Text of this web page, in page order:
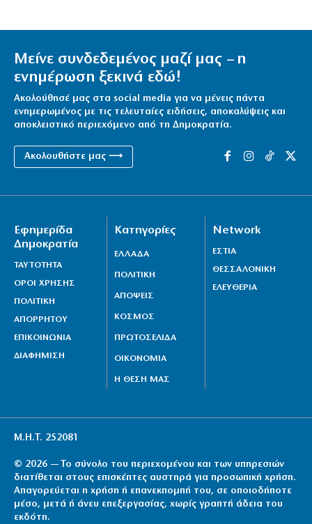
Μείνε συνδεδεμένος μαζί μας – η
ενημέρωση ξεκινά εδώ!
Ακολούθησέ μας στα social media για να μένεις πάντα
ενημερωμένος με τις τελευταίες ειδήσεις, αποκαλύψεις και
αποκλειστικό περιεχόμενο από τη Δημοκρατία.
Ακολουθήστε μας ⟶
Εφημερίδα
Δημοκρατία
ΤΑΥΤΟΤΗΤΑ
ΟΡΟΙ ΧΡΗΣΗΣ
ΠΟΛΙΤΙΚΗ
ΑΠΟΡΡΗΤΟΥ
ΕΠΙΚΟΙΝΩΝΙΑ
ΔΙΑΦΗΜΙΣΗ
Κατηγορίες
ΕΛΛΑΔΑ
ΠΟΛΙΤΙΚΗ
ΑΠΟΨΕΙΣ
ΚΟΣΜΟΣ
ΠΡΩΤΟΣΕΛΙΔΑ
ΟΙΚΟΝΟΜΙΑ
Η ΘΕΣΗ ΜΑΣ
Network
ΕΣΤΙΑ
ΘΕΣΣΑΛΟΝΙΚΗ
ΕΛΕΥΘΕΡΙΑ
Μ.Η.Τ. 252081
© 2026 — Το σύνολο του περιεχομένου και των υπηρεσιών
διατίθεται στους επισκέπτες αυστηρά για προσωπική χρήση.
Απαγορεύεται η χρήση ή επανεκπομπή του, σε οποιοδήποτε
μέσο, μετά ή άνευ επεξεργασίας, χωρίς γραπτή άδεια του
εκδότη.